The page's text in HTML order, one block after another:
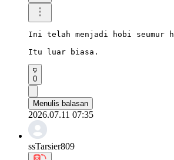
Ini telah menjadi hobi seumur
Itu luar biasa.
0
Menulis balasan
2026.07.11 07:35
ssTarsier809